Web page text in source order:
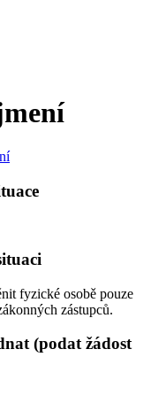
fyzické osobě pouze
zástupců.
(podat žádost